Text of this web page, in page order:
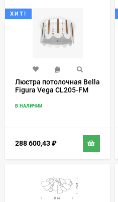
ХИТ!
Люстра потолочная Bella
Figura Vega CL205-FM
В НАЛИЧИИ
288 600,43₽